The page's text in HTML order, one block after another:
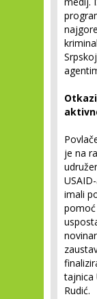
je na
imali
pomoć
tajnica
Rudić.